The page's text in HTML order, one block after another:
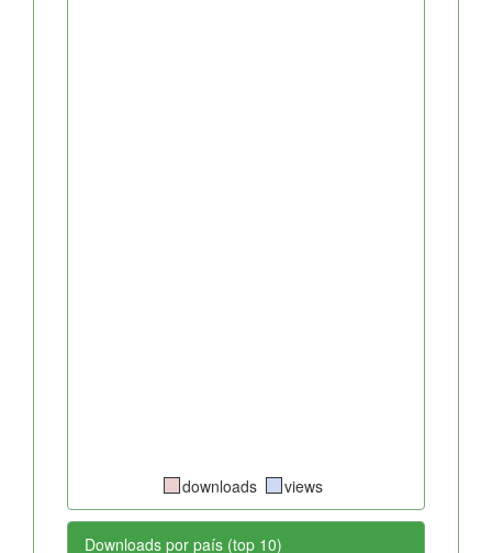
downloads views
Downloads por país (top 10)